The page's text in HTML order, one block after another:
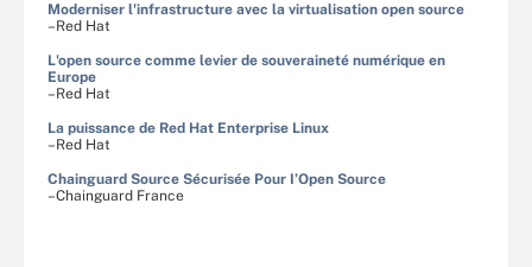
Moderniser l'infrastructure avec la virtualisation open source
–Red Hat
L'open source comme levier de souveraineté numérique en
Europe
–Red Hat
La puissance de Red Hat Enterprise Linux
–Red Hat
Chainguard Source Sécurisée Pour I’Open Source
–Chainguard France